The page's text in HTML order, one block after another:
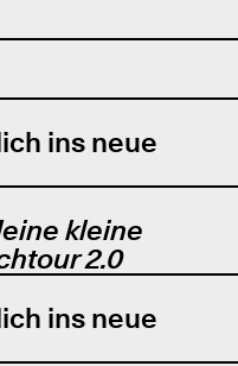
ins neue
kleine
2.0
ins neue